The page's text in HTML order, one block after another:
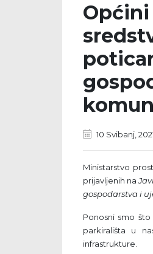
10 Svibanj,
Ministarstvo
prijavljenih na
gospodarstva i
Ponosni smo
parkirališta u
infrastrukture.